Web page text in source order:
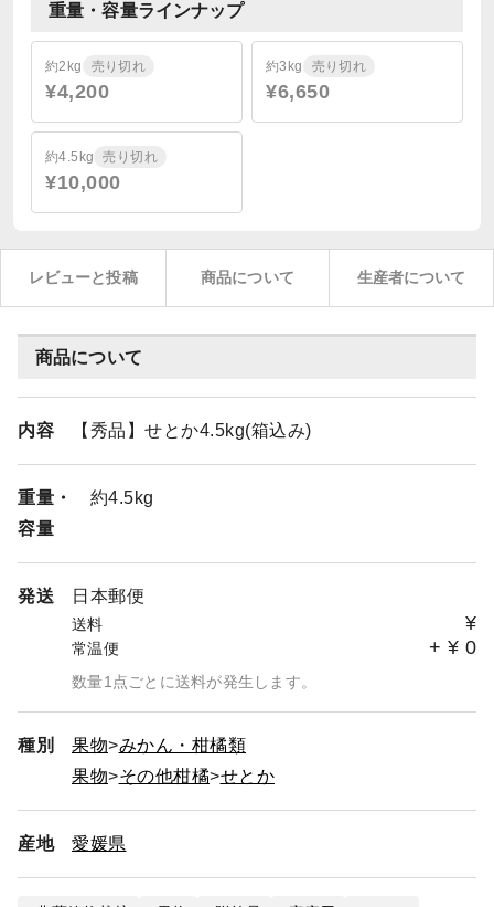
重量・容量ラインナップ
約2kg 売り切れ
¥4,200
約3kg 売り切れ
¥6,650
約4.5kg 売り切れ
¥10,000
レビューと投稿 商品について 生産者について
商品について
内容 【秀品】せとか4.5kg(箱込み)
重量・
容量
約4.5kg
発送 日本郵便
送料 ¥
常温便 + ¥ 0
数量1点ごとに送料が発生します。
種別 果物
みかん・柑橘類
果物
その他柑橘 せとか
産地 愛媛県